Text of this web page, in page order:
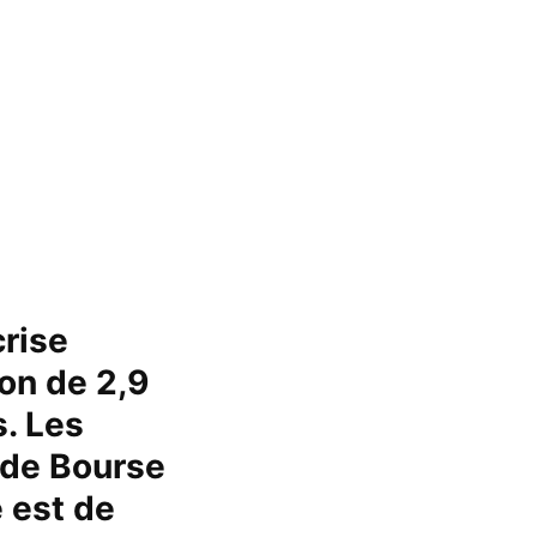
de 2,9
Les
Bourse
est de